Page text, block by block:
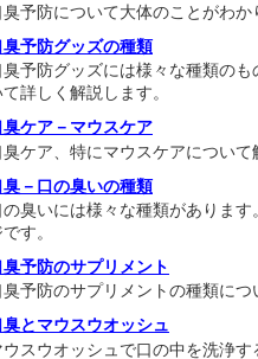
臭予防について大体のことがわか
臭予防グッズの種類
臭予防グッズには様々な種類の
て詳しく解説します。
臭ケア－マウスケア
臭ケア、特にマウスケアについて
臭－口の臭いの種類
の臭いには様々な種類がありま
す。
臭予防のサプリメント
臭予防のサプリメントの種類につ
臭とマウスウオッシュ
ウスウオッシュで口の中を洗浄す